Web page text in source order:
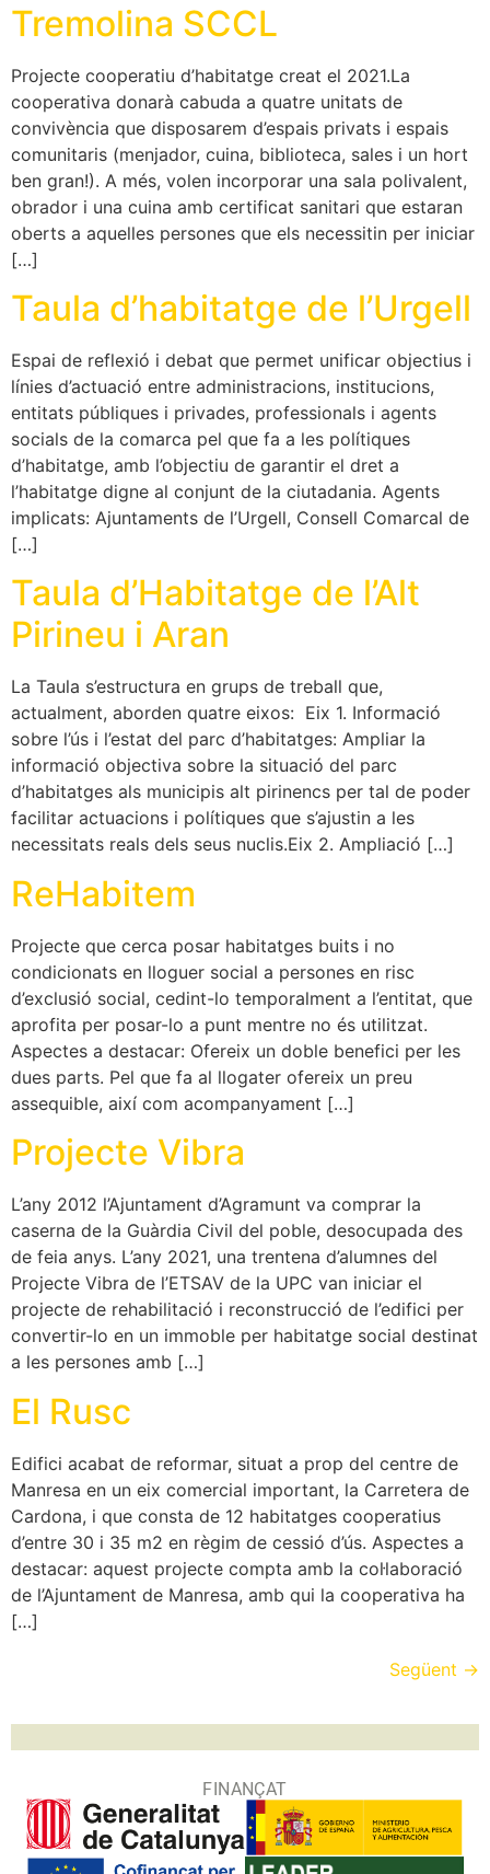
Tremolina SCCL
Projecte cooperatiu d’habitatge creat el 2021.La
cooperativa donarà cabuda a quatre unitats de
convivència que disposarem d’espais privats i espais
comunitaris (menjador, cuina, biblioteca, sales i un hort
ben gran!). A més, volen incorporar una sala polivalent,
obrador i una cuina amb certificat sanitari que estaran
oberts a aquelles persones que els necessitin per iniciar
[…]
Taula d’habitatge de l’Urgell
Espai de reflexió i debat que permet unificar objectius i
línies d’actuació entre administracions, institucions,
entitats públiques i privades, professionals i agents
socials de la comarca pel que fa a les polítiques
d’habitatge, amb l’objectiu de garantir el dret a
l’habitatge digne al conjunt de la ciutadania. Agents
implicats: Ajuntaments de l’Urgell, Consell Comarcal de
[…]
Taula d’Habitatge de l’Alt
Pirineu i Aran
La Taula s’estructura en grups de treball que,
actualment, aborden quatre eixos: Eix 1. Informació
sobre l’ús i l’estat del parc d’habitatges: Ampliar la
informació objectiva sobre la situació del parc
d’habitatges als municipis alt pirinencs per tal de poder
facilitar actuacions i polítiques que s’ajustin a les
necessitats reals dels seus nuclis.Eix 2. Ampliació […]
ReHabitem
Projecte que cerca posar habitatges buits i no
condicionats en lloguer social a persones en risc
d’exclusió social, cedint-lo temporalment a l’entitat, que
aprofita per posar-lo a punt mentre no és utilitzat.
Aspectes a destacar: Ofereix un doble benefici per les
dues parts. Pel que fa al llogater ofereix un preu
assequible, així com acompanyament […]
Projecte Vibra
L’any 2012 l’Ajuntament d’Agramunt va comprar la
caserna de la Guàrdia Civil del poble, desocupada des
de feia anys. L’any 2021, una trentena d’alumnes del
Projecte Vibra de l’ETSAV de la UPC van iniciar el
projecte de rehabilitació i reconstrucció de l’edifici per
convertir-lo en un immoble per habitatge social destinat
a les persones amb […]
El Rusc
Edifici acabat de reformar, situat a prop del centre de
Manresa en un eix comercial important, la Carretera de
Cardona, i que consta de 12 habitatges cooperatius
d’entre 30 i 35 m2 en règim de cessió d’ús. Aspectes a
destacar: aquest projecte compta amb la col·laboració
de l’Ajuntament de Manresa, amb qui la cooperativa ha
[…]
Següent →
FINANÇAT